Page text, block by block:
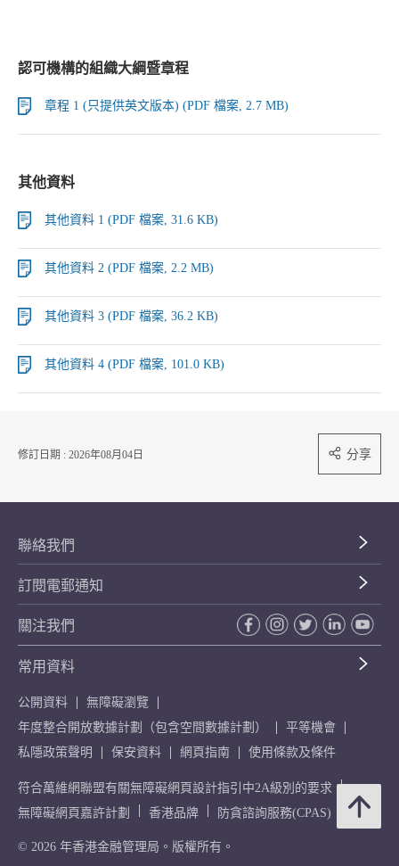
認可機構的組織大綱暨章程
章程 1 (只提供英文版本) (PDF 檔案, 2.7 MB)
其他資料
其他資料 1 (PDF 檔案, 31.6 KB)
其他資料 2 (PDF 檔案, 2.2 MB)
其他資料 3 (PDF 檔案, 36.2 KB)
其他資料 4 (PDF 檔案, 101.0 KB)
修訂日期 : 2026年08月04日 分享
聯絡我們
訂閱電郵通知
關注我們
常用資料
公開資料
無障礙瀏覽
年度整合開放數據計劃（包含空間數據計劃）
平等機會
私隱政策聲明
保安資料 網頁指南 使用條款及條件
符合萬維網聯盟有關無障礙網頁設計指引中2A級別的要求
無障礙網頁嘉許計劃
香港品牌 防貪諮詢服務(CPAS)
© 2026 年香港金融管理局。版權所有。